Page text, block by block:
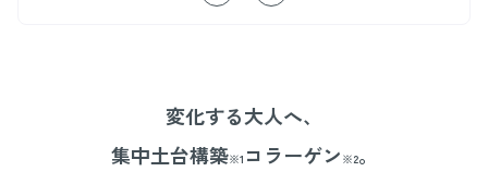
変化する大人へ、
集中土台構築※1 コラーゲン ※2。